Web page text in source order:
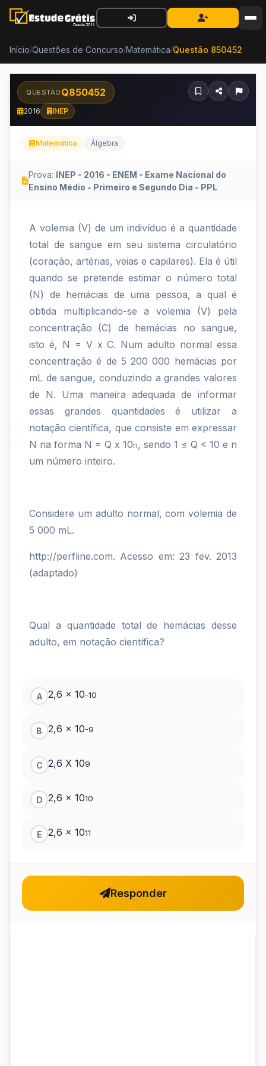
Início/Questões de Concurso/Matemática/Questão 850452
QUESTÃO Q850452
2016 INEP
Matemática Álgebra
Prova: INEP - 2016 - ENEM - Exame Nacional do
Ensino Médio - Primeiro e Segundo Dia - PPL
A
volemia
(V)
de
um
indivíduo
é
quantidade
total
de
san...
A volemia (V) de um indivíduo é a quantidade
total de sangue em seu sistema circulatório
(coração, artérias, veias e capilares). Ela é útil
quando se pretende estimar o número total
(N) de hemácias de uma pessoa, a qual é
obtida multiplicando-se a volemia (V) pela
concentração (C) de hemácias no sangue,
isto é, N = V x C. Num adulto normal essa
concentração é de 5 200 000 hemácias por
mL de sangue, conduzindo a grandes valores
de N. Uma maneira adequada de informar
essas grandes quantidades é utilizar a
notação científica, que consiste em expressar
N na forma N = Q x 10n, sendo 1 ≤ Q < 10 e n
um número inteiro.
Considere um adulto normal, com volemia de
5 000 mL.
http://perfline.com. Acesso em: 23 fev. 2013
(adaptado)
Qual a quantidade total de hemácias desse
adulto, em notação científica?
A 2,6 x 10-10
B 2,6 x 10-9
C 2,6 X 109
D 2,6 x 1010
E 2,6 x 1011
Responder